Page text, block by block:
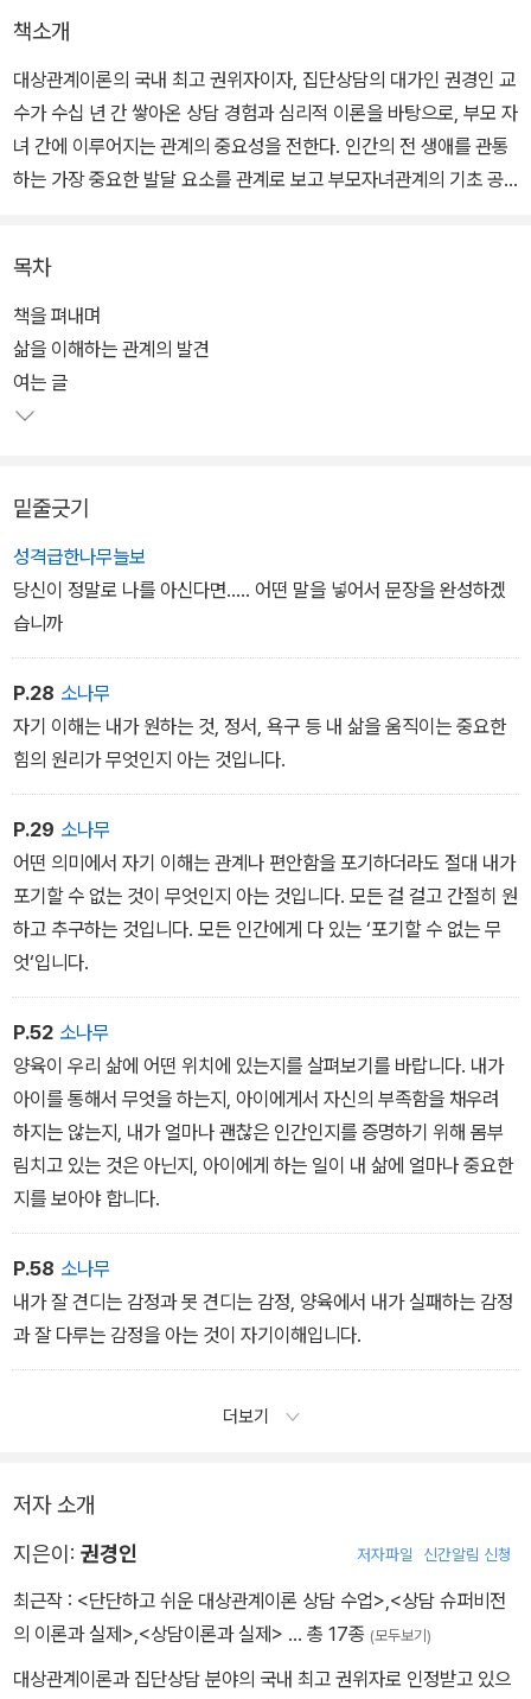
책소개
대상관계이론의 국내 최고 권위자이자, 집단상담의 대가인 권경인 교
수가 수십 년 간 쌓아온 상담 경험과 심리적 이론을 바탕으로, 부모 자
녀 간에 이루어지는 관계의 중요성을 전한다. 인간의 전 생애를 관통
하는 가장 중요한 발달 요소를 관계로 보고 부모자녀관계의 기초 공
관계 맺기의 시작은 자신과의 관계 맺기, 즉 ‘나에 대한 이해’이다. 전
체 8강으로 이루어진 책은 자녀를 잘 키우기 위해서 ‘나에 대해 아는
것’으로부터 출발해, 아이의 심리적 탄생인 마음의 발달 과정과 바람
직한 부모와 아이의 관계 원리, 무심코 지나치지만 아이를 아프게 하
아이는 본능적으로 부모의 노력과 사랑을 알고 있다. 8단계의 단단한
심리 조언은 이상적인 부모의 방향이란 완벽한 부모가 아닌, 그럭저
럭 충분히 괜찮은 부모임을 말하며 깊고 풍부한 사례를 통해 부모로
목차
책을 펴내며
삶을 이해하는 관계의 발견
여는 글
밑줄긋기
성격급한나무늘보
당신이 정말로 나를 아신다면….. 어떤 말을 넣어서 문장을 완성하겠
습니까
P.28 소나무
자기 이해는 내가 원하는 것, 정서, 욕구 등 내 삶을 움직이는 중요한
힘의 원리가 무엇인지 아는 것입니다.
P.29 소나무
어떤 의미에서 자기 이해는 관계나 편안함을 포기하더라도 절대 내가
포기할 수 없는 것이 무엇인지 아는 것입니다. 모든 걸 걸고 간절히 원
하고 추구하는 것입니다. 모든 인간에게 다 있는 ‘포기할 수 없는 무
엇‘입니다.
P.52 소나무
양육이 우리 삶에 어떤 위치에 있는지를 살펴보기를 바랍니다. 내가
아이를 통해서 무엇을 하는지, 아이에게서 자신의 부족함을 채우려
하지는 않는지, 내가 얼마나 괜찮은 인간인지를 증명하기 위해 몸부
림치고 있는 것은 아닌지, 아이에게 하는 일이 내 삶에 얼마나 중요한
지를 보아야 합니다.
P.58 소나무
내가 잘 견디는 감정과 못 견디는 감정, 양육에서 내가 실패하는 감정
과 잘 다루는 감정을 아는 것이 자기이해입니다.
더보기
저자 소개
지은이: 권경인 저자파일 신간알림 신청
최근작 : <단단하고 쉬운 대상관계이론 상담 수업>,<상담 슈퍼비전
의 이론과 실제>,<상담이론과 실제> … 총 17종 (모두보기)
대상관계이론과 집단상담 분야의 국내 최고 권위자로 인정받고 있으